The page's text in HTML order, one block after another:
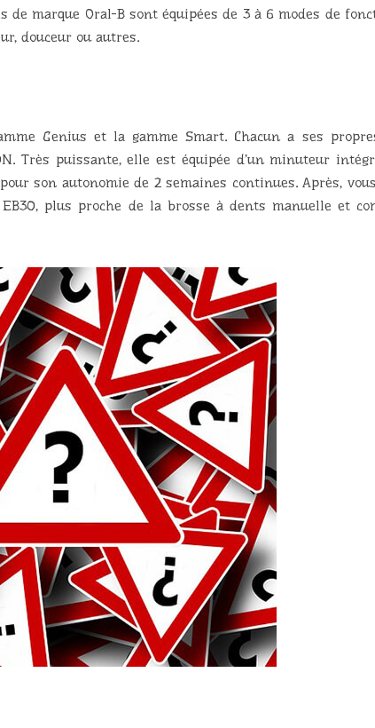
marque Oral-B sont équipées de 3 à 6 modes de
douceur ou autres.
Genius et la gamme Smart. Chacun a ses
Très puissante, elle est équipée d’un minuteur
son autonomie de 2 semaines continues. Après, vous
EB30, plus proche de la brosse à dents manuelle et